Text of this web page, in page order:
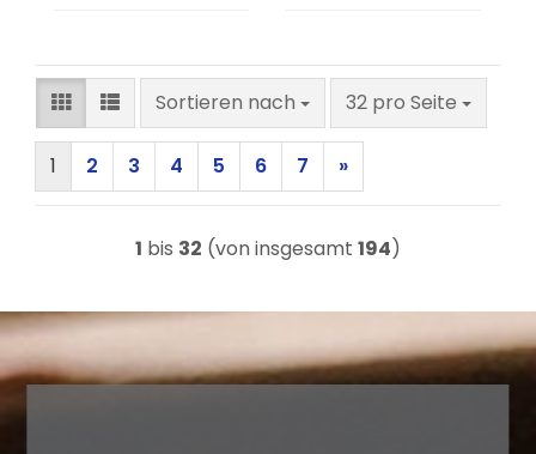
Sortieren nach
Sortieren nach 32 pro Seite
pro Seite
1 2 3 4 5 6 7 »
1 bis 32 (von insgesamt 194)